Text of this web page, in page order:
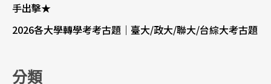
手出擊★
2026各大學轉學考考古題｜臺大/政大/聯大/台綜大考古題
分類